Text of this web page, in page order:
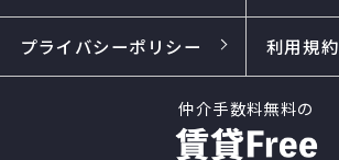
プライバシーポリシー 利用規約
仲介手数料無料の